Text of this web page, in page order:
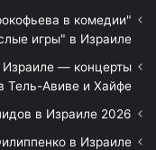
в комедии
игры" в Израиле
Израиле — концерты
Тель-Авиве и Хайфе
в Израиле 2026
в Израиле